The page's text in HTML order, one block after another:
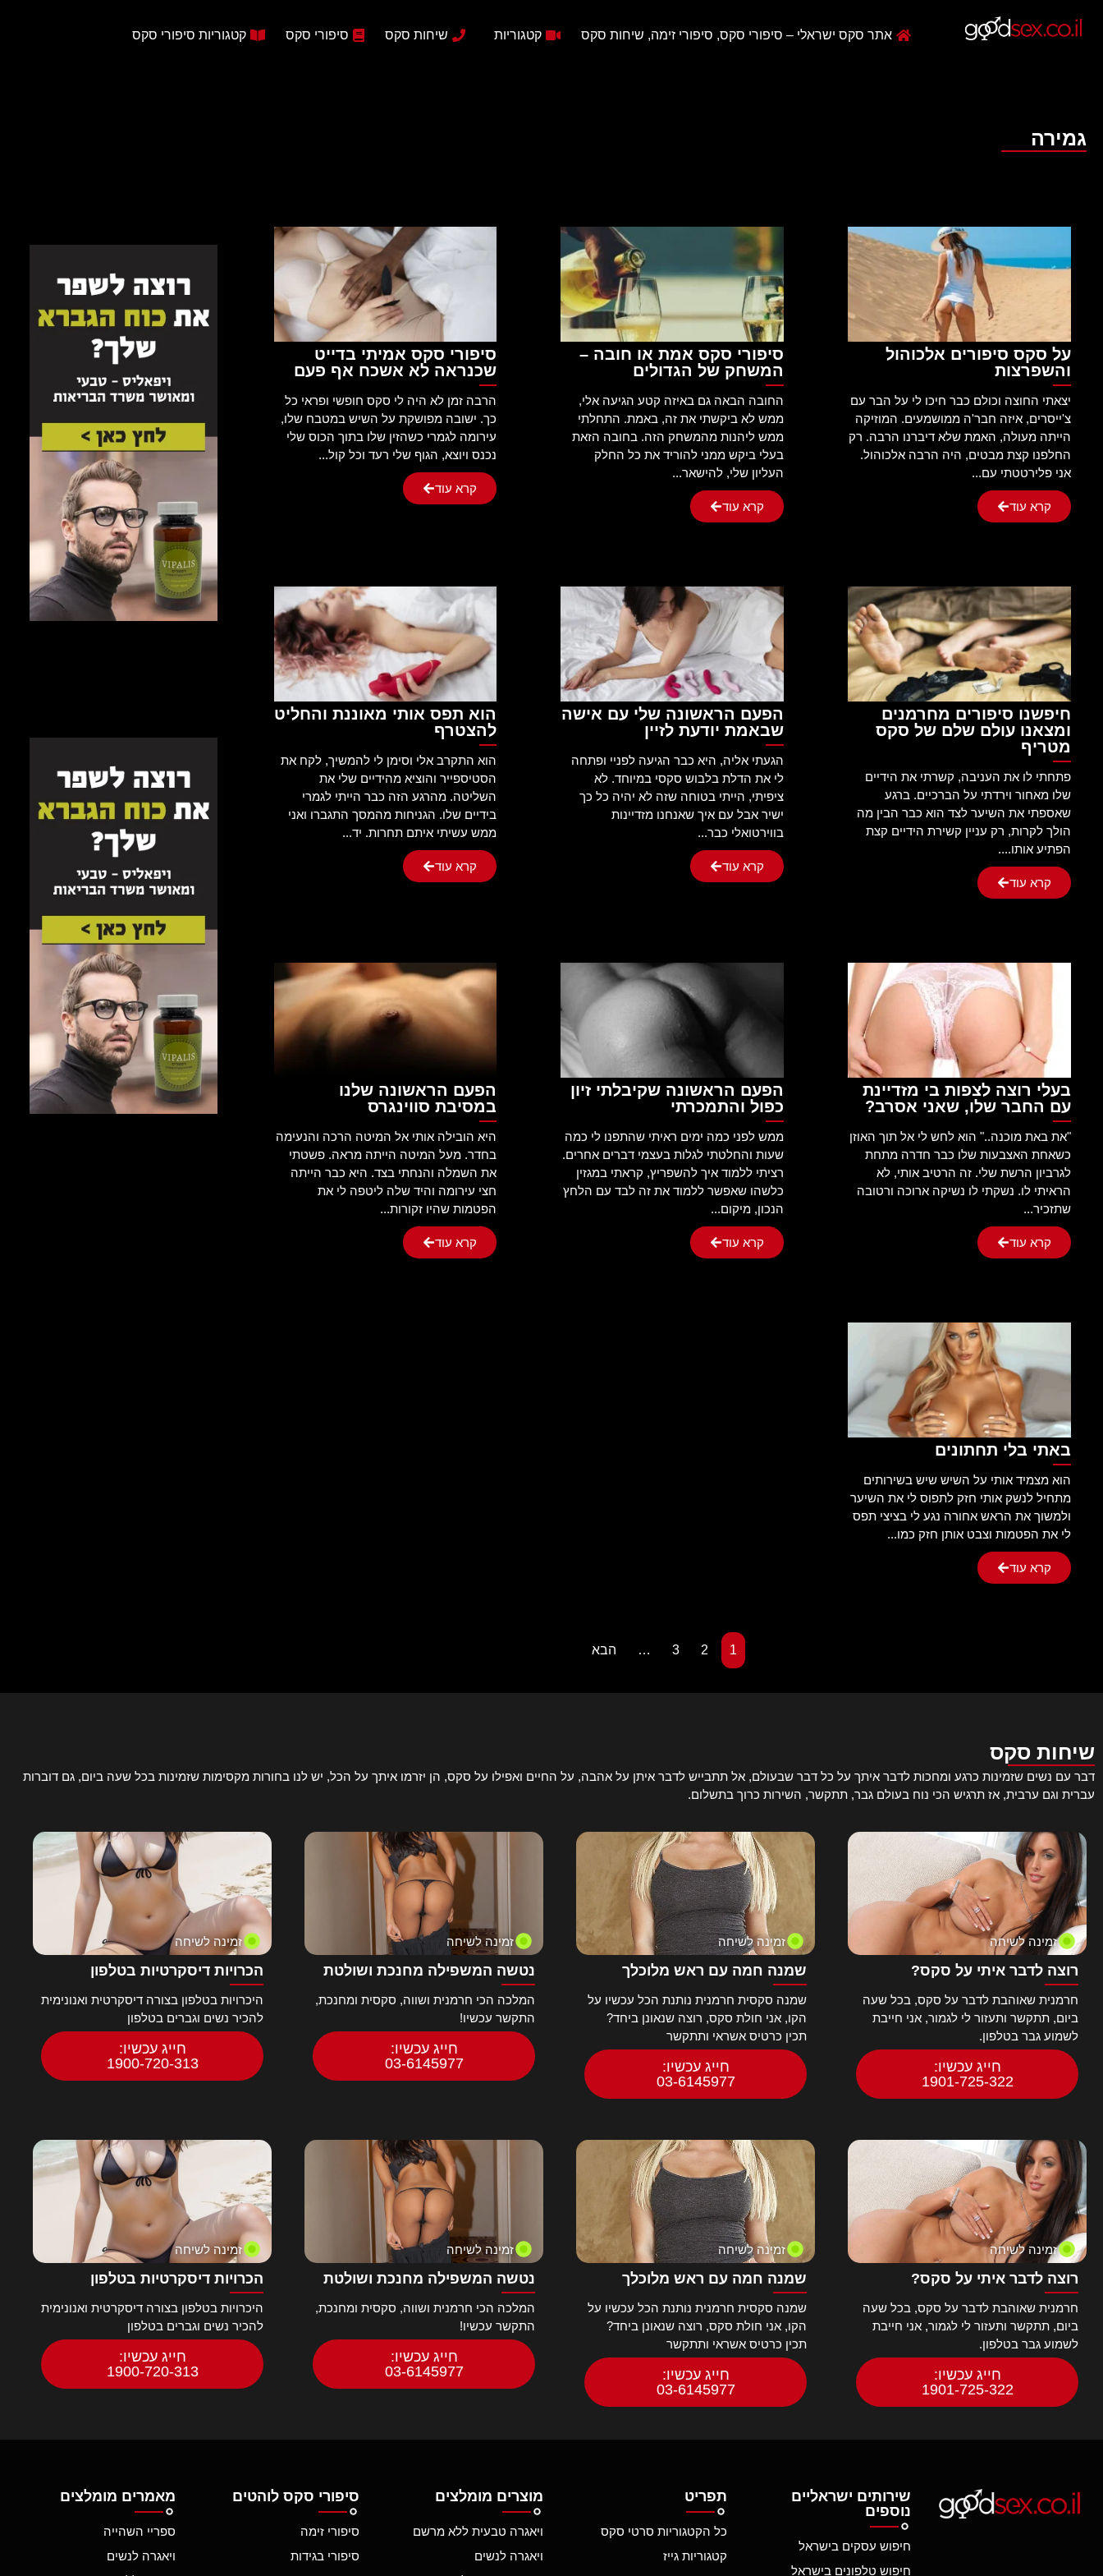
אתר סקס ישראלי – סיפורי סקס, סיפורי זימה, שיחות סקס קטגוריות שיחות סקס סיפורי סקס קטגוריות סיפורי סקס
גמירה
על סקס סיפורים אלכוהול
והשפרצות
יצאתי החוצה וכולם כבר חיכו לי על הבר עם
צ'ייסרים, איזה חבר'ה ממושמעים. המוזיקה
הייתה מעולה, האמת שלא דיברנו הרבה. רק
החלפנו קצת מבטים, היה הרבה אלכוהול.
אני פלירטטתי עם...
קרא עוד
סיפורי סקס אמת או חובה –
המשחק של הגדולים
החובה הבאה גם באיזה קטע הגיעה אלי,
ממש לא ביקשתי את זה, באמת. התחלתי
ממש ליהנות מהמשחק הזה. בחובה הזאת
בעלי ביקש ממני להוריד את כל החלק
העליון שלי, להישאר...
קרא עוד
סיפורי סקס אמיתי בדייט
שכנראה לא אשכח אף פעם
הרבה זמן לא היה לי סקס חופשי ופראי כל
כך. ישובה מפושקת על השיש במטבח שלו,
עירומה לגמרי כשהזין שלו בתוך הכוס שלי
נכנס ויוצא, הגוף שלי רעד וכל קול...
קרא עוד
חיפשנו סיפורים מחרמנים
ומצאנו עולם שלם של סקס
מטריף
פתחתי לו את העניבה, קשרתי את הידיים
שלו מאחור וירדתי על הברכיים. ברגע
שאספתי את השיער לצד הוא כבר הבין מה
הולך לקרות, רק עניין קשירת הידיים קצת
הפתיע אותו....
קרא עוד
הפעם הראשונה שלי עם אישה
שבאמת יודעת לזיין
הגעתי אליה, היא כבר הגיעה לפניי ופתחה
לי את הדלת בלבוש סקסי במיוחד. לא
ציפיתי, הייתי בטוחה שזה לא יהיה כל כך
ישיר אבל עם איך שאנחנו מזדיינות
בווירטואלי כבר...
קרא עוד
הוא תפס אותי מאוננת והחליט
להצטרף
הוא התקרב אלי וסימן לי להמשיך, לקח את
הסטיספייר והוציא מהידיים שלי את
השליטה. מהרגע הזה כבר הייתי לגמרי
בידיים שלו. הגניחות מהמסך התגברו ואני
ממש עשיתי איתם תחרות. יד...
קרא עוד
בעלי רוצה לצפות בי מזדיינת
עם החבר שלו, שאני אסרב?
"את באת מוכנה.." הוא לחש לי אל תוך האוזן
כשאחת האצבעות שלו כבר חדרה מתחת
לגרביון הרשת שלי. זה הרטיב אותי, לא
הראיתי לו. נשקתי לו נשיקה ארוכה ורטובה
שתזכיר...
קרא עוד
הפעם הראשונה שקיבלתי זיון
כפול והתמכרתי
ממש לפני כמה ימים ראיתי שהתפנו לי כמה
שעות והחלטתי לגלות בעצמי דברים אחרים.
רציתי ללמוד איך להשפריץ, קראתי במגזין
כלשהו שאפשר ללמוד את זה לבד עם הלחץ
הנכון, מיקום...
קרא עוד
הפעם הראשונה שלנו
במסיבת סווינגרס
היא הובילה אותי אל המיטה הרכה והנעימה
בחדר. מעל המיטה הייתה מראה. פשטתי
את השמלה והנחתי בצד. היא כבר הייתה
חצי עירומה והיד שלה ליטפה לי את
הפטמות שהיו זקורות...
קרא עוד
באתי בלי תחתונים
הוא מצמיד אותי על השיש שיש בשירותים
מתחיל לנשק אותי חזק לתפוס לי את השיער
ולמשוך את הראש אחורה נגע לי בציצי תפס
לי את הפטמות וצבט אותן חזק כמו...
קרא עוד
1
2
3
… הבא
שיחות סקס
דבר עם נשים שזמינות כרגע ומחכות לדבר איתך על כל דבר שבעולם, אל תתבייש לדבר איתן על אהבה, על החיים ואפילו על סקס, הן יזרמו איתך על הכל, יש לנו בחורות מקסימות שזמינות בכל שעה ביום, גם דוברות
עברית וגם ערבית, אז תרגיש הכי נוח בעולם גבר, תתקשר, השירות כרוך בתשלום.
זמינה לשיחה
רוצה לדבר איתי על סקס?
חרמנית שאוהבת לדבר על סקס, בכל שעה
ביום, תתקשר ותעזור לי לגמור, אני חייבת
לשמוע גבר בטלפון.
חייג עכשיו:
1901-725-322
זמינה לשיחה
שמנה חמה עם ראש מלוכלך
שמנה סקסית חרמנית נותנת הכל עכשיו על
הקו, אני חולת סקס, רוצה שנאונן ביחד?
תכין כרטיס אשראי ותתקשר
חייג עכשיו:
03-6145977
זמינה לשיחה
נטשה המשפילה מחנכת ושולטת
המלכה הכי חרמנית ושווה, סקסית ומחנכת,
התקשר עכשיו!
חייג עכשיו:
03-6145977
זמינה לשיחה
הכרויות דיסקרטיות בטלפון
היכרויות בטלפון בצורה דיסקרטית ואנונימית
להכיר נשים וגברים בטלפון
חייג עכשיו:
1900-720-313
זמינה לשיחה
רוצה לדבר איתי על סקס?
חרמנית שאוהבת לדבר על סקס, בכל שעה
ביום, תתקשר ותעזור לי לגמור, אני חייבת
לשמוע גבר בטלפון.
חייג עכשיו:
1901-725-322
זמינה לשיחה
שמנה חמה עם ראש מלוכלך
שמנה סקסית חרמנית נותנת הכל עכשיו על
הקו, אני חולת סקס, רוצה שנאונן ביחד?
תכין כרטיס אשראי ותתקשר
חייג עכשיו:
03-6145977
זמינה לשיחה
נטשה המשפילה מחנכת ושולטת
המלכה הכי חרמנית ושווה, סקסית ומחנכת,
התקשר עכשיו!
חייג עכשיו:
03-6145977
זמינה לשיחה
הכרויות דיסקרטיות בטלפון
היכרויות בטלפון בצורה דיסקרטית ואנונימית
להכיר נשים וגברים בטלפון
חייג עכשיו:
1900-720-313
שירותים ישראליים
נוספים
חיפוש עסקים בישראל
חיפוש טלפונים בישראל
תפריט
כל הקטגוריות סרטי סקס
קטגוריות גייז
מוצרים מומלצים
ויאגרה טבעית ללא מרשם
ויאגרה לנשים
סיפורי סקס לוהטים
סיפורי זימה
סיפורי בגידות
מאמרים מומלצים
ספריי השהייה
ויאגרה לנשים